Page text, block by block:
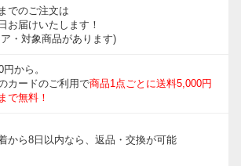
でのご注文は
お届けいたします！
・対象商品があります)
から。
カードのご利用で商品1点ごとに送料5,000円
で無料！
から8日以内なら、返品・交換が可能